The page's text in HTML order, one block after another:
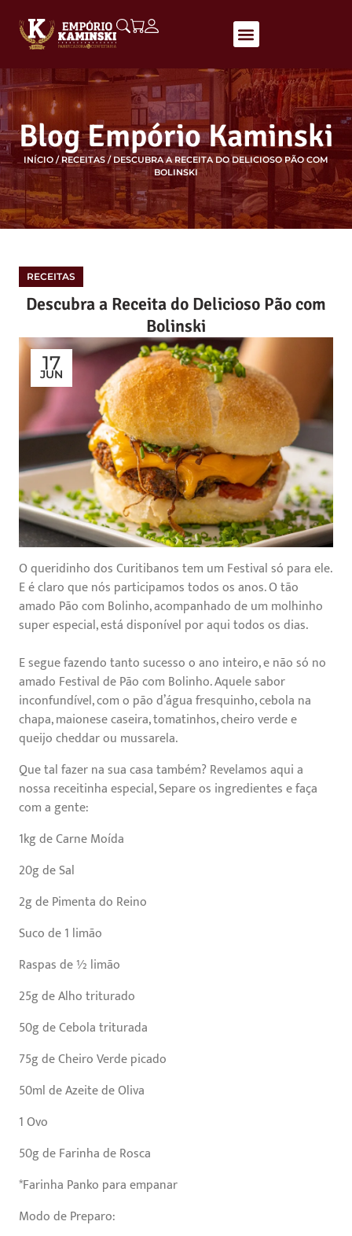
Blog Empório Kaminski
INÍCIO /RECEITAS / DESCUBRA A RECEITA DO DELICIOSO PÃO COM
BOLINSKI
RECEITAS
Descubra a Receita do Delicioso Pão com
Bolinski
17
JUN
O queridinho dos Curitibanos tem um Festival só para ele.
E é claro que nós participamos todos os anos. O tão
amado Pão com Bolinho, acompanhado de um molhinho
super especial, está disponível por aqui todos os dias.
E segue fazendo tanto sucesso o ano inteiro, e não só no
amado Festival de Pão com Bolinho. Aquele sabor
inconfundível, com o pão d’água fresquinho, cebola na
chapa, maionese caseira, tomatinhos, cheiro verde e
queijo cheddar ou mussarela.
Que tal fazer na sua casa também? Revelamos aqui a
nossa receitinha especial, Separe os ingredientes e faça
com a gente:
1kg de Carne Moída
20g de Sal
2g de Pimenta do Reino
Suco de 1 limão
Raspas de ½ limão
25g de Alho triturado
50g de Cebola triturada
75g de Cheiro Verde picado
50ml de Azeite de Oliva
1 Ovo
50g de Farinha de Rosca
*Farinha Panko para empanar
Modo de Preparo: